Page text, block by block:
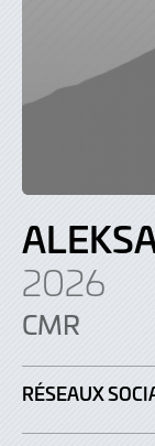
2026
CMR
RÉSEAUX